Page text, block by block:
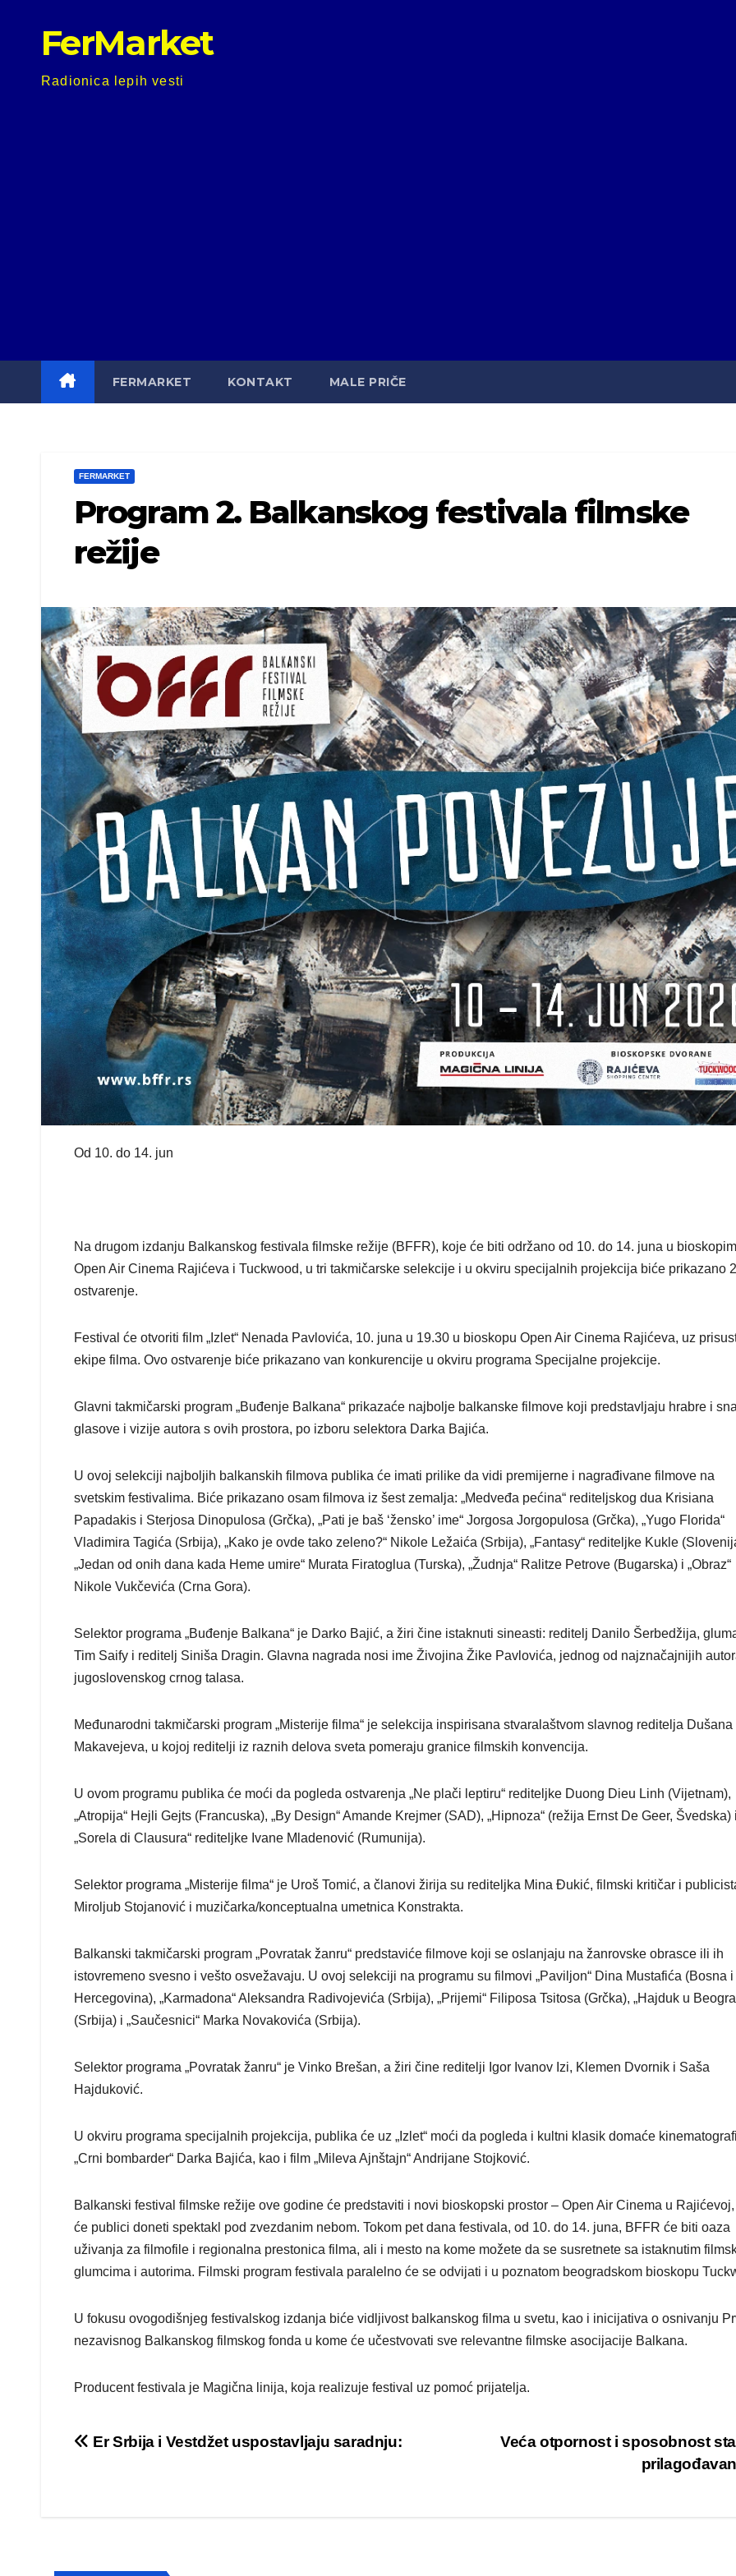
FerMarket
Radionica lepih vesti
FERMARKET KONTAKT MALE PRIČE
FERMARKET
Program 2. Balkanskog festivala filmske
režije
Od 10. do 14. jun
Na drugom izdanju Balkanskog festivala filmske režije (BFFR), koje će biti održano od 10. do 14. juna u
Open Air Cinema Rajićeva i Tuckwood, u tri takmičarske selekcije i u okviru specijalnih projekcija biće prikazano
ostvarenje.
Festival će otvoriti film „Izlet“ Nenada Pavlovića, 10. juna u 19.30 u bioskopu Open Air Cinema Rajićeva, uz
ekipe filma. Ovo ostvarenje biće prikazano van konkurencije u okviru programa Specijalne projekcije.
Glavni takmičarski program „Buđenje Balkana“ prikazaće najbolje balkanske filmove koji predstavljaju hrabre i
glasove i vizije autora s ovih prostora, po izboru selektora Darka Bajića.
U ovoj selekciji najboljih balkanskih filmova publika će imati prilike da vidi premijerne i nagrađivane filmove na
svetskim festivalima. Biće prikazano osam filmova iz šest zemalja: „Medveđa pećina“ rediteljskog dua Krisiana
Papadakis i Sterjosa Dinopulosa (Grčka), „Pati je baš ‘žensko’ ime“ Jorgosa Jorgopulosa (Grčka), „Yugo Florida“
Vladimira Tagića (Srbija), „Kako je ovde tako zeleno?“ Nikole Ležaića (Srbija), „Fantasy“ rediteljke Kukle
„Jedan od onih dana kada Heme umire“ Murata Firatoglua (Turska), „Žudnja“ Ralitze Petrove (Bugarska) i „Obraz“
Nikole Vukčevića (Crna Gora).
Selektor programa „Buđenje Balkana“ je Darko Bajić, a žiri čine istaknuti sineasti: reditelj Danilo Šerbedžija,
Tim Saify i reditelj Siniša Dragin. Glavna nagrada nosi ime Živojina Žike Pavlovića, jednog od najznačajnijih
jugoslovenskog crnog talasa.
Međunarodni takmičarski program „Misterije filma“ je selekcija inspirisana stvaralaštvom slavnog reditelja Dušana
Makavejeva, u kojoj reditelji iz raznih delova sveta pomeraju granice filmskih konvencija.
U ovom programu publika će moći da pogleda ostvarenja „Ne plači leptiru“ rediteljke Duong Dieu Linh (Vijetnam),
„Atropija“ Hejli Gejts (Francuska), „By Design“ Amande Krejmer (SAD), „Hipnoza“ (režija Ernst De Geer, Švedska) i
„Sorela di Clausura“ rediteljke Ivane Mladenović (Rumunija).
Selektor programa „Misterije filma“ je Uroš Tomić, a članovi žirija su rediteljka Mina Đukić, filmski kritičar i
Miroljub Stojanović i muzičarka/konceptualna umetnica Konstrakta.
Balkanski takmičarski program „Povratak žanru“ predstaviće filmove koji se oslanjaju na žanrovske obrasce ili ih
istovremeno svesno i vešto osvežavaju. U ovoj selekciji na programu su filmovi „Paviljon“ Dina Mustafića (Bosna i
Hercegovina), „Karmadona“ Aleksandra Radivojevića (Srbija), „Prijemi“ Filiposa Tsitosa (Grčka), „Hajduk u
(Srbija) i „Saučesnici“ Marka Novakovića (Srbija).
Selektor programa „Povratak žanru“ je Vinko Brešan, a žiri čine reditelji Igor Ivanov Izi, Klemen Dvornik i Saša
Hajduković.
U okviru programa specijalnih projekcija, publika će uz „Izlet“ moći da pogleda i kultni klasik domaće
„Crni bombarder“ Darka Bajića, kao i film „Mileva Ajnštajn“ Andrijane Stojković.
Balkanski festival filmske režije ove godine će predstaviti i novi bioskopski prostor – Open Air Cinema u
će publici doneti spektakl pod zvezdanim nebom. Tokom pet dana festivala, od 10. do 14. juna, BFFR će biti oaza
uživanja za filmofile i regionalna prestonica filma, ali i mesto na kome možete da se susretnete sa istaknutim
glumcima i autorima. Filmski program festivala paralelno će se odvijati i u poznatom beogradskom bioskopu
U fokusu ovogodišnjeg festivalskog izdanja biće vidljivost balkanskog filma u svetu, kao i inicijativa o osnivanju
nezavisnog Balkanskog filmskog fonda u kome će učestvovati sve relevantne filmske asocijacije Balkana.
Producent festivala je Magična linija, koja realizuje festival uz pomoć prijatelja.
Post
Veća otpornost i sposobnost
Er Srbija i Vestdžet uspostavljaju saradnju:
VIKEND FERMARKET
Međunarodni
dan mačaka:
upoznajte
istanbulske
mace
VIKEND
na
rada